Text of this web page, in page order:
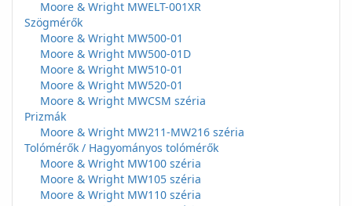
Moore & Wright MWELT-001XR
Szögmérők
Moore & Wright MW500-01
Moore & Wright MW500-01D
Moore & Wright MW510-01
Moore & Wright MW520-01
Moore & Wright MWCSM széria
Prizmák
Moore & Wright MW211-MW216 széria
Tolómérők / Hagyományos tolómérők
Moore & Wright MW100 széria
Moore & Wright MW105 széria
Moore & Wright MW110 széria